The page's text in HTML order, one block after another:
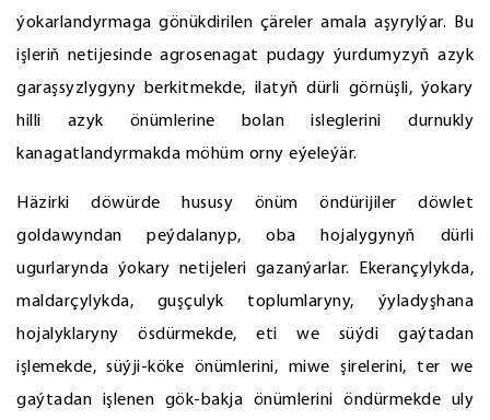
ýokarlandyrmaga gönükdirilen çäreler amala aşyrylýar. Bu
işleriň netijesinde agrosenagat pudagy ýurdumyzyň azyk
garaşsyzlygyny berkitmekde, ilatyň dürli görnüşli, ýokary
hilli azyk önümlerine bolan isleglerini durnukly
kanagatlandyrmakda möhüm orny eýeleýär.
Häzirki döwürde hususy önüm öndürijiler döwlet
goldawyndan peýdalanyp, oba hojalygynyň dürli
ugurlarynda ýokary netijeleri gazanýarlar. Ekerançylykda,
maldarçylykda, guşçulyk toplumlaryny, ýyladyşhana
hojalyklaryny ösdürmekde, eti we süýdi gaýtadan
işlemekde, süýji-köke önümlerini, miwe şirelerini, ter we
gaýtadan işlenen gök-bakja önümlerini öndürmekde uly